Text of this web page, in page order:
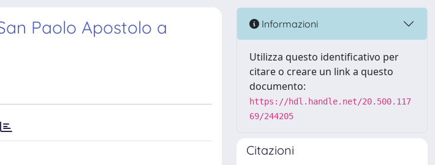
Paolo Apostolo a
Informazioni
Utilizza questo identificativo per
citare o creare un link a questo
documento:
https://hdl.handle.net/20.500.117
69/244205
Citazioni